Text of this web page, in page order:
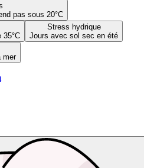
pas sous 20°C
35°C
Stress hydrique
Jours avec sol sec en été
mer